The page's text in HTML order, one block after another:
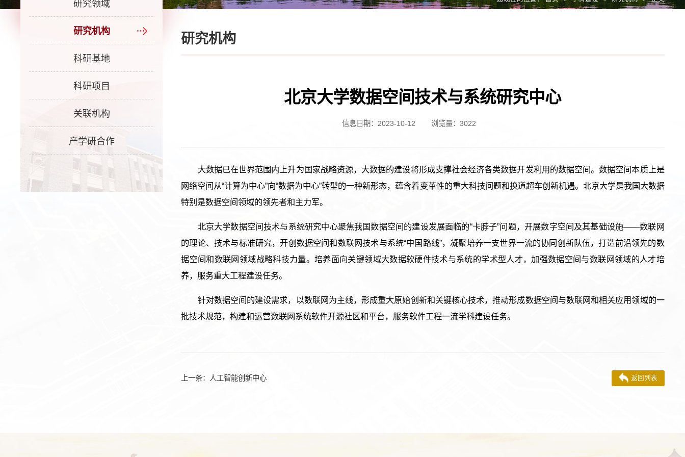
研究领域
研究机构
科研基地
科研项目
关联机构
产学研合作
研究机构
北京大学数据空间技术与系统研究中心
信息日期：2023-10-12 浏览量： 3022
大数据已在世界范围内上升为国家战略资源，大数据的建设将形成支撑社会经济各类数据开发利用的数据空间。数据空间本质上是
网络空间从“计算为中心”向“数据为中心”转型的一种新形态，蕴含着变革性的重大科技问题和换道超车创新机遇。北京大学是我国大数据
特别是数据空间领域的领先者和主力军。
北京大学数据空间技术与系统研究中心聚焦我国数据空间的建设发展面临的“卡脖子”问题，开展数字空间及其基础设施——数联网
的理论、技术与标准研究，开创数据空间和数联网技术与系统“中国路线”，凝聚培养一支世界一流的协同创新队伍，打造前沿领先的数
据空间和数联网领域战略科技力量。培养面向关键领域大数据软硬件技术与系统的学术型人才，加强数据空间与数联网领域的人才培
养，服务重大工程建设任务。
针对数据空间的建设需求，以数联网为主线，形成重大原始创新和关键核心技术，推动形成数据空间与数联网和相关应用领域的一
批技术规范，构建和运营数联网系统软件开源社区和平台，服务软件工程一流学科建设任务。
上一条： 人工智能创新中心 返回列表